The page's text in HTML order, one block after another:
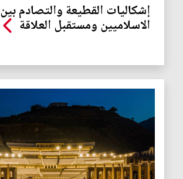
إشكاليات القطيعة والتصادم بين
الاسلاميين ومستقبل العلاقة